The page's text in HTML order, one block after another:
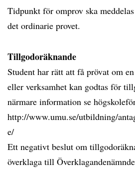
Tidpunkt för omprov ska
det ordinarie provet.
Tillgodoräknande
Student har rätt att få prövat om
eller verksamhet kan godtas för
närmare information se
http://www.umu.se/utbildning/
e/
Ett negativt beslut om
överklaga till